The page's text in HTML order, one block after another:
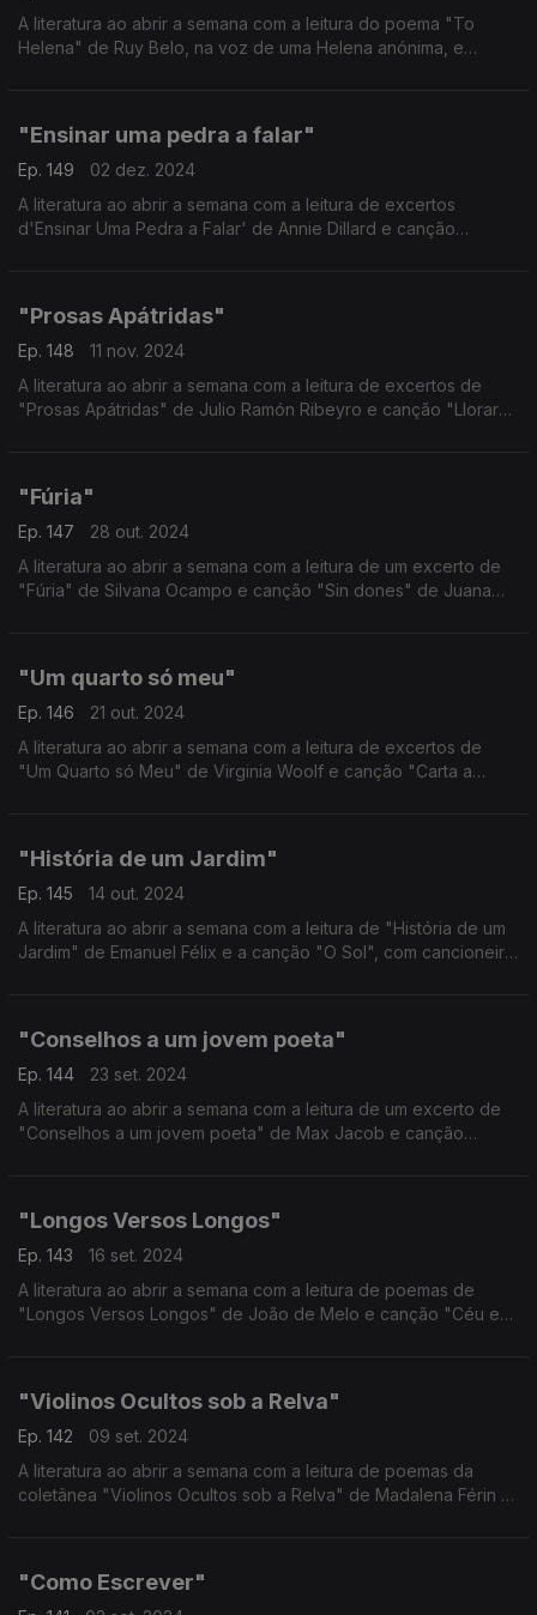
A literatura ao abrir a semana com a leitura do poema "To
Helena" de Ruy Belo, na voz de uma Helena anónima, e
"Ensinar uma pedra a falar"
Ep. 149
02 dez. 2024
A literatura ao abrir a semana com a leitura de excertos
d'Ensinar Uma Pedra a Falar' de Annie Dillard e canção
"Prosas Apátridas"
Ep. 148
11 nov. 2024
A literatura ao abrir a semana com a leitura de excertos de
"Prosas Apátridas" de Julio Ramón Ribeyro e canção "Llorar"
"Fúria"
Ep. 147
28 out. 2024
A literatura ao abrir a semana com a leitura de um excerto de
"Fúria" de Silvana Ocampo e canção "Sin dones" de Juana
"Um quarto só meu"
Ep. 146
21 out. 2024
A literatura ao abrir a semana com a leitura de excertos de
"Um Quarto só Meu" de Virginia Woolf e canção "Carta a
"História de um Jardim"
Ep. 145
14 out. 2024
A literatura ao abrir a semana com a leitura de "História de um
Jardim" de Emanuel Félix e a canção "O Sol", com cancioneiro
"Conselhos a um jovem poeta"
Ep. 144
23 set. 2024
A literatura ao abrir a semana com a leitura de um excerto de
"Conselhos a um jovem poeta" de Max Jacob e canção
"Longos Versos Longos"
Ep. 143
16 set. 2024
A literatura ao abrir a semana com a leitura de poemas de
"Longos Versos Longos" de João de Melo e canção "Céu e
"Violinos Ocultos sob a Relva"
Ep. 142
09 set. 2024
A literatura ao abrir a semana com a leitura de poemas da
coletânea "Violinos Ocultos sob a Relva" de Madalena Férin e
"Como Escrever"